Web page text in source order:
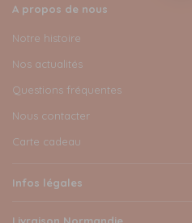
A propos de nous
Notre histoire
Nos actualités
Questions fréquentes
Nous contacter
Carte cadeau
Infos légales